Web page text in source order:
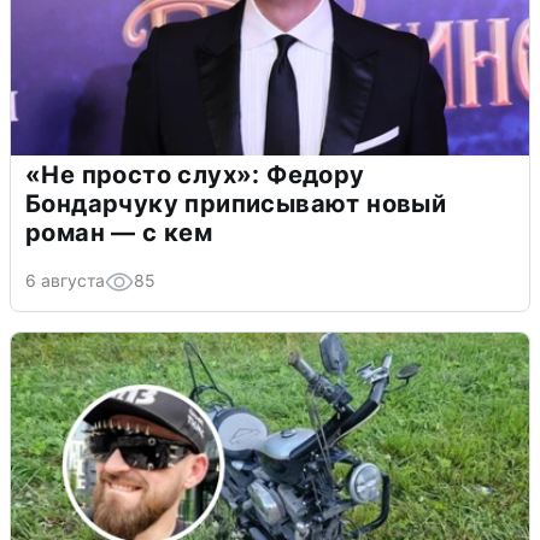
«Не просто слух»: Федору
Бондарчуку приписывают новый
роман — с кем
6 августа 85